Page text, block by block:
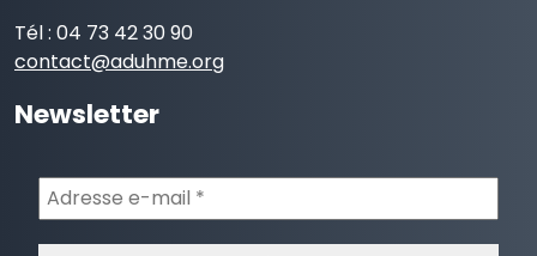
Tél : 04 73 42 30 90
contact@aduhme.org
Newsletter
Adresse
e-
mail